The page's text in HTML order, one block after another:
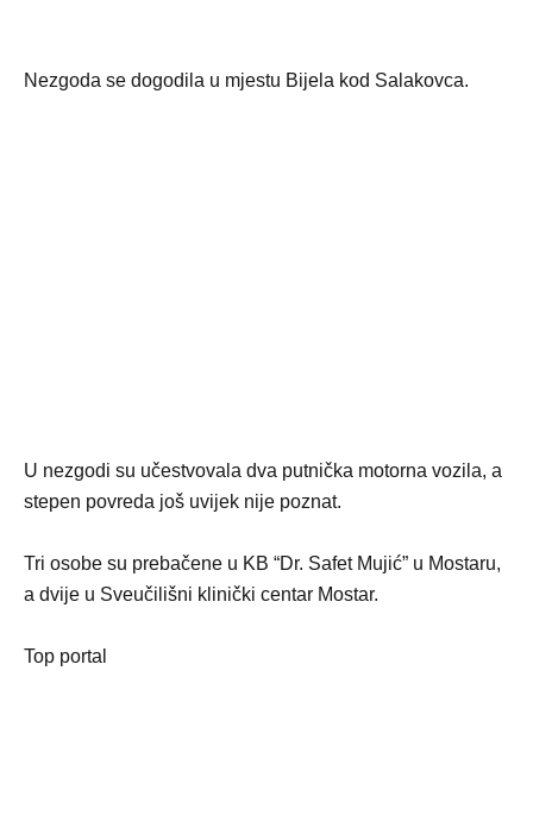
Nezgoda se dogodila u mjestu Bijela kod Salakovca.
U nezgodi su učestvovala dva putnička motorna vozila, a
stepen povreda još uvijek nije poznat.
Tri osobe su prebačene u KB “Dr. Safet Mujić” u Mostaru,
a dvije u Sveučilišni klinički centar Mostar.
Top portal